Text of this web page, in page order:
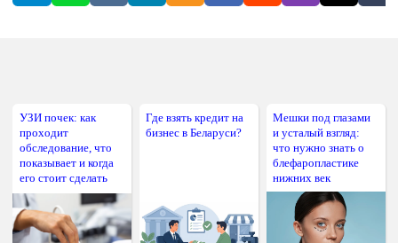
УЗИ почек: как
проходит
обследование, что
показывает и когда
его стоит сделать
Где взять кредит на
бизнес в Беларуси?
Мешки под глазами
и усталый взгляд:
что нужно знать о
блефаропластике
нижних век